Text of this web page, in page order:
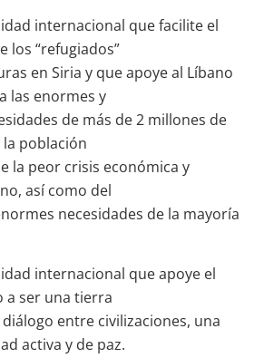
internacional que facilite el
los “refugiados”
en Siria y que apoye al Líbano
las enormes y
de más de 2 millones de
población
la peor crisis económica y
así como del
necesidades de la mayoría
internacional que apoye el
a ser una tierra
entre civilizaciones, una
activa y de paz.